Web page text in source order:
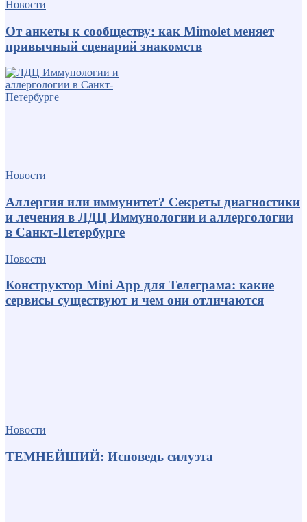
Новости
От анкеты к сообществу: как Mimolet меняет
привычный сценарий знакомств
Новости
Аллергия или иммунитет? Секреты диагностики
и лечения в ЛДЦ Иммунологии и аллергологии
в Санкт-Петербурге
Новости
Конструктор Mini App для Телеграма: какие
сервисы существуют и чем они отличаются
Новости
ТЕМНЕЙШИЙ: Исповедь силуэта